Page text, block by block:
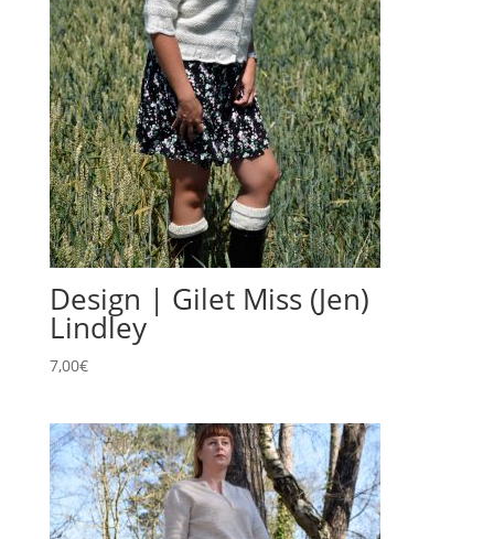
Design | Gilet Miss (Jen)
Lindley
7,00€